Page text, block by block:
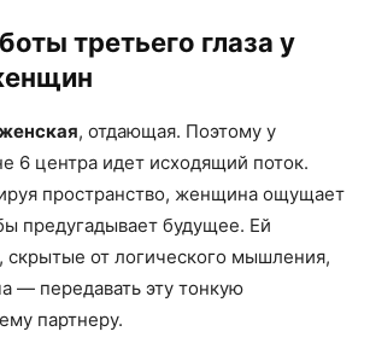
третьего глаза у
, отдающая. Поэтому у
6 центра идет исходящий поток.
пространство, женщина ощущает
предугадывает будущее. Ей
скрытые от логического мышления,
— передавать эту тонкую
партнеру.